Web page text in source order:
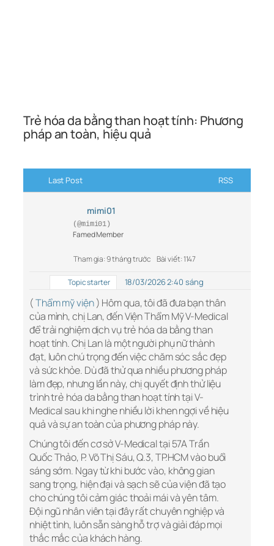
Trẻ hóa da bằng than hoạt tính: Phương
pháp an toàn, hiệu quả
Last Post RSS
mimi01
(@mimi01)
Famed Member
Tham gia: 9 tháng trước Bài viết: 1147
Topic starter 18/03/2026 2:40 sáng
(Thẩm mỹ viện) Hôm qua, tôi đã đưa bạn thân
của mình, chị Lan, đến Viện Thẩm Mỹ V-Medical
để trải nghiệm dịch vụ trẻ hóa da bằng than
hoạt tính. Chị Lan là một người phụ nữ thành
đạt, luôn chú trọng đến việc chăm sóc sắc đẹp
và sức khỏe. Dù đã thử qua nhiều phương pháp
làm đẹp, nhưng lần này, chị quyết định thử liệu
trình trẻ hóa da bằng than hoạt tính tại V-
Medical sau khi nghe nhiều lời khen ngợi về hiệu
quả và sự an toàn của phương pháp này.
Chúng tôi đến cơ sở V-Medical tại 57A Trần
Quốc Thảo, P. Võ Thị Sáu, Q.3, TP.HCM vào buổi
sáng sớm. Ngay từ khi bước vào, không gian
sang trọng, hiện đại và sạch sẽ của viện đã tạo
cho chúng tôi cảm giác thoải mái và yên tâm.
Đội ngũ nhân viên tại đây rất chuyên nghiệp và
nhiệt tình, luôn sẵn sàng hỗ trợ và giải đáp mọi
thắc mắc của khách hàng.